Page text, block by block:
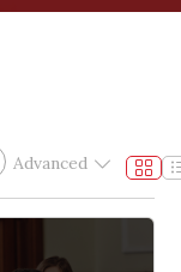
Advanced